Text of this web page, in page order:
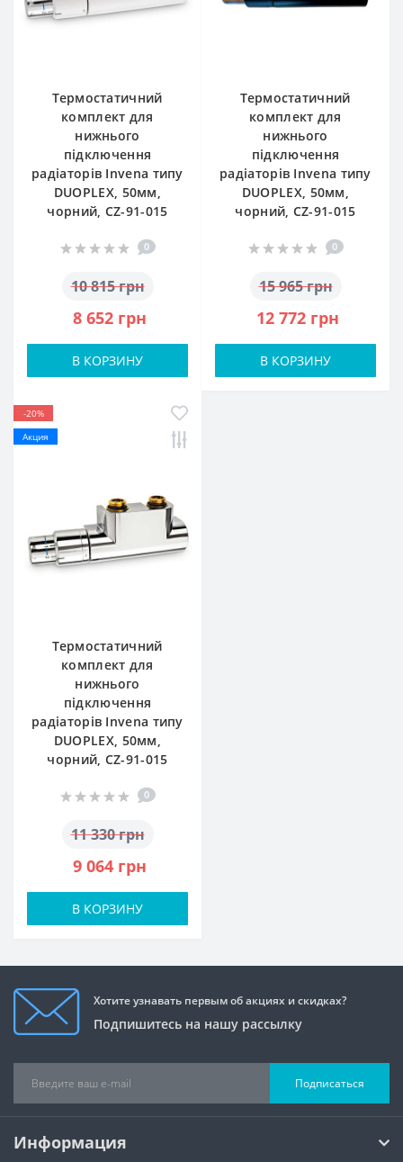
Термостатичний
комплект для
нижнього
підключення
радіаторів Invena типу
DUOPLEX, 50мм,
чорний, CZ-91-015
0
10 815 грн
8 652 грн
В КОРЗИНУ
Термостатичний
комплект для
нижнього
підключення
радіаторів Invena типу
DUOPLEX, 50мм,
чорний, CZ-91-015
0
15 965 грн
12 772 грн
В КОРЗИНУ
-20%
Акция
Термостатичний
комплект для
нижнього
підключення
радіаторів Invena типу
DUOPLEX, 50мм,
чорний, CZ-91-015
0
11 330 грн
9 064 грн
В КОРЗИНУ
Хотите узнавать первым об акциях и скидках?
Подпишитесь на нашу рассылку
Подписаться
Информация